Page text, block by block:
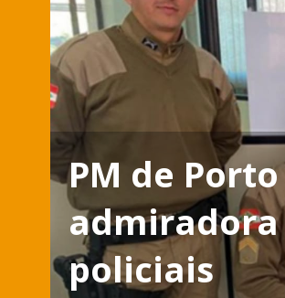
PM de
policiais